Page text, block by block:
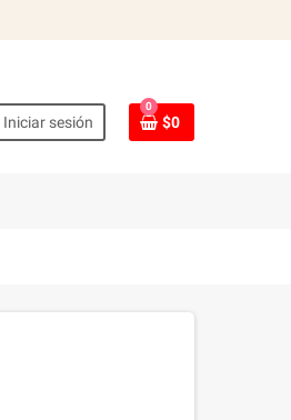
Iniciar sesión
0
$0